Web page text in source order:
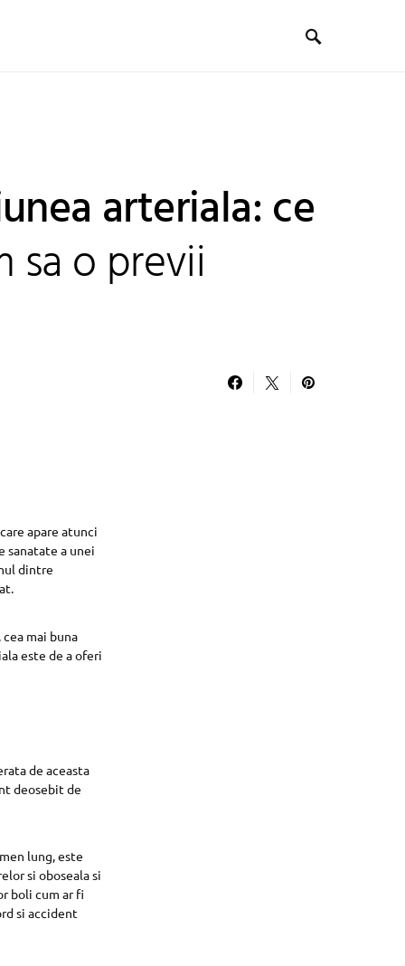
arteriala: ce
sa o previi
apare atunci
sanatate a unei
dintre
mai buna
este de a oferi
de aceasta
deosebit de
lung, este
si oboseala si
boli cum ar fi
si accident